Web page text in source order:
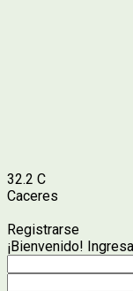
32.2 C
Caceres
Registrarse
¡Bienvenido!